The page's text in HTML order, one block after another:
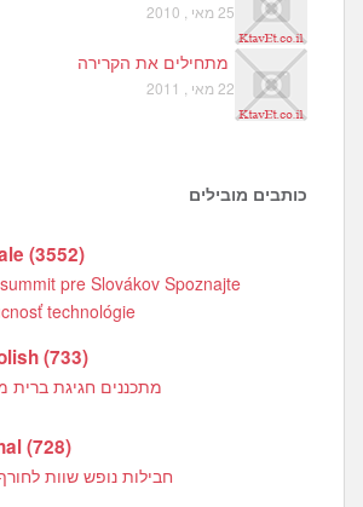
25 מאי , 2010
מתחילים את הקרירה
22 מאי , 2011
כותבים מובילים
(3552)
pre Slovákov Spoznajte
technológie
(733)
מתכננים חגיגת ברית
(728)
חבילות נופש שוות